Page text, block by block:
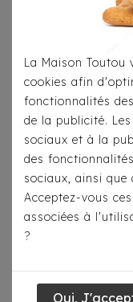
La Maison Toutou
cookies afin
fonctionnalités
de la publicité.
sociaux et à la
des
sociaux, ainsi que
Acceptez-vous
associées à
?